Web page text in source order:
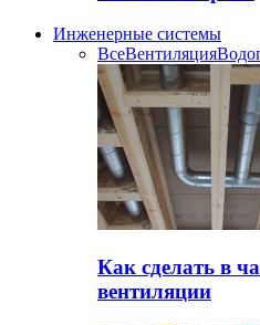
Инженерные системы
ВсеВентиляция
Как сделать в
вентиляции